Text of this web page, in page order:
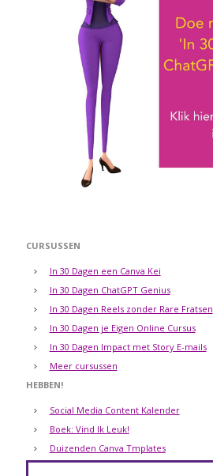
CURSUSSEN
In 30 Dagen een Canva Kei
In 30 Dagen ChatGPT Genius
In 30 Dagen Reels zonder Rare Fratsen
In 30 Dagen je Eigen Online Cursus
In 30 Dagen Impact met Story E-mails
Meer cursussen
HEBBEN!
Social Media Content Kalender
Boek: Vind Ik Leuk!
Duizenden Canva Tmplates